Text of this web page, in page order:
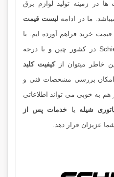
در زمینه تولید لوازم برق
ما در ادامه لیست قیمت
قیمت خرید فراهم آورده ایم. با
توجه به اینکه محصولات Schiele در کشور چین و با درجه
کیفیت کلید
بررسی مشخصات فنی و
به خوبی می تواند اطلاعاتی
شیله یا خدمات پس از
عزیزان قرار دهد.